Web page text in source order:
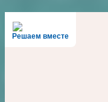
Решаем вместе